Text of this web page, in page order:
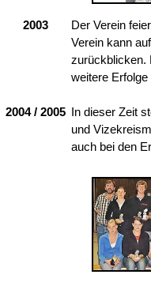
2003
Der Verein
Verein kann
zurückblicken.
weitere
2004 / 2005 In dieser Zeit
und
auch bei den